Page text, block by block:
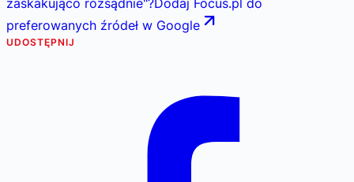
preferowanych źródeł w Google
UDOSTĘPNIJ